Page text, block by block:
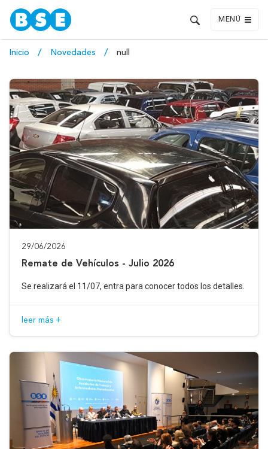
MENÚ
Inicio Novedades null
29/06/2026
Remate de Vehículos - Julio 2026
Se realizará el 11/07, entra para conocer todos los detalles.
leer más +